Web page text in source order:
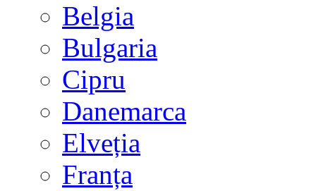
Belgia
Bulgaria
Cipru
Danemarca
Elveția
Franța